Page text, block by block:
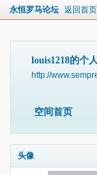
永恒罗马论坛 返回首页
louis1218的个
http://
空间首页
头像